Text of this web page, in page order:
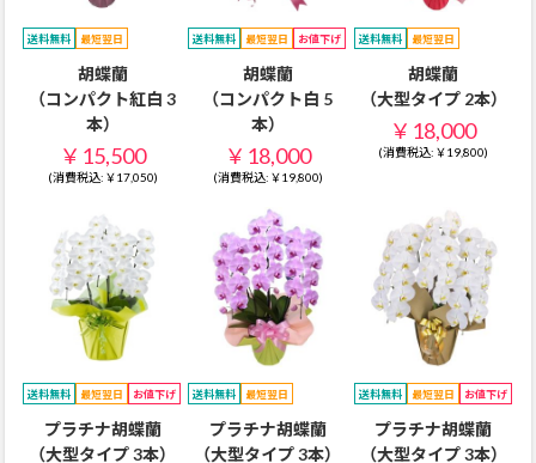
送料無料 最短翌日
胡蝶蘭
（コンパクト紅白 3
本）
￥15,500
(消費税込:￥17,050)
送料無料 最短翌日 お値下げ
胡蝶蘭
（コンパクト白 5
本）
￥18,000
(消費税込:￥19,800)
送料無料 最短翌日
胡蝶蘭
（大型タイプ 2本）
￥18,000
(消費税込:￥19,800)
送料無料 最短翌日 お値下げ
プラチナ胡蝶蘭
（大型タイプ 3本）
送料無料 最短翌日
プラチナ胡蝶蘭
（大型タイプ 3本）
送料無料 最短翌日 お値下げ
プラチナ胡蝶蘭
（大型タイプ 3本）